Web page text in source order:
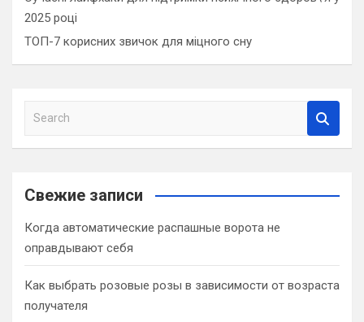
2025 році
ТОП-7 корисних звичок для міцного сну
a
c
Свежие записи
Когда автоматические распашные ворота не
оправдывают себя
Как выбрать розовые розы в зависимости от возраста
получателя